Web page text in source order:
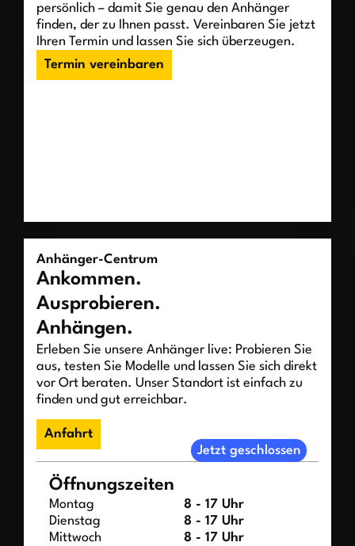
persönlich – damit Sie genau den Anhänger
finden, der zu Ihnen passt. Vereinbaren Sie jetzt
Ihren Termin und lassen Sie sich überzeugen.
Termin vereinbaren
Anhänger-Centrum
Ankommen.
Ausprobieren.
Anhängen.
Erleben Sie unsere Anhänger live: Probieren Sie
aus, testen Sie Modelle und lassen Sie sich direkt
vor Ort beraten. Unser Standort ist einfach zu
finden und gut erreichbar.
Anfahrt
Jetzt geschlossen
Öffnungszeiten
Montag
8 - 17 Uhr
Dienstag
8 - 17 Uhr
Mittwoch
8 - 17 Uhr